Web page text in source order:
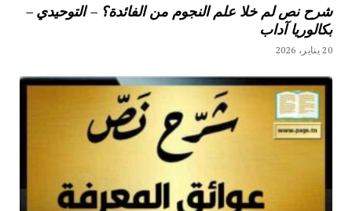
شرح نص لم خلا علم النجوم من الفائدة؟ – التوحيدي –
بكالوريا آداب
20 يناير، 2026